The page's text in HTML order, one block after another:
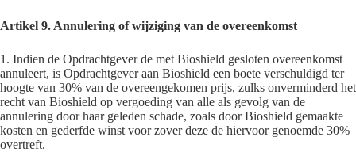
Artikel 9. Annulering of wijziging van de overeenkomst
1. Indien de Opdrachtgever de met Bioshield gesloten overeenkomst
annuleert, is Opdrachtgever aan Bioshield een boete verschuldigd ter
hoogte van 30% van de overeengekomen prijs, zulks onverminderd het
recht van Bioshield op vergoeding van alle als gevolg van de
annulering door haar geleden schade, zoals door Bioshield gemaakte
kosten en gederfde winst voor zover deze de hiervoor genoemde 30%
overtreft.